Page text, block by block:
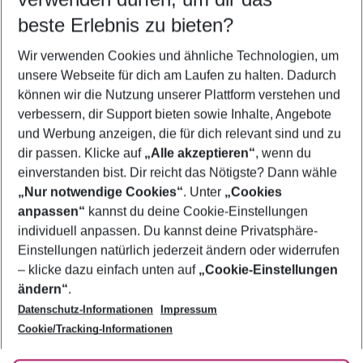
5-8 Nächte
2 Erwachsene Keine Kinder
Mehr Filter anzeigen
Footer
Footer navigation
Über uns
AGB
Bestpreisgarantie
Cookie-Einstellungen ändern
Cookie-Richtlinie
Agenturbetreuung
Barrierefreies Reisen
Folge uns
beste Erlebnis zu bieten?
Wir verwenden Cookies und ähnliche Technologien, um
unsere Webseite für dich am Laufen zu halten. Dadurch
können wir die Nutzung unserer Plattform verstehen und
verbessern, dir Support bieten sowie Inhalte, Angebote
und Werbung anzeigen, die für dich relevant sind und zu
dir passen. Klicke auf „Alle akzeptieren“, wenn du
einverstanden bist. Dir reicht das Nötigste? Dann wähle
„Nur notwendige Cookies“. Unter „Cookies
anpassen“ kannst du deine Cookie-Einstellungen
individuell anpassen. Du kannst deine Privatsphäre-
Einstellungen natürlich jederzeit ändern oder widerrufen
– klicke dazu einfach unten auf „Cookie-Einstellungen
ändern“.
Datenschutz-Informationen
Impressum
Cookie/Tracking-Informationen